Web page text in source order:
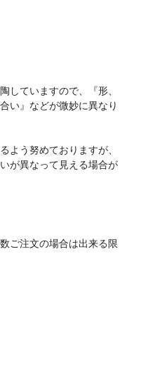
していますので、『形、
い』などが微妙に異なり
よう努めておりますが、
が異なって見える場合が
ご注文の場合は出来る限